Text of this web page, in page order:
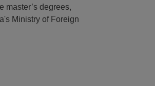
master’s degrees,
Ministry of Foreign